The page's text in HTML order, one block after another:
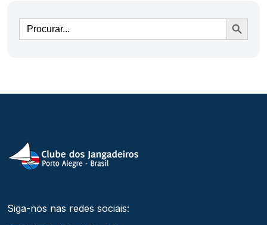
Ir
Siga-nos nas redes sociais: